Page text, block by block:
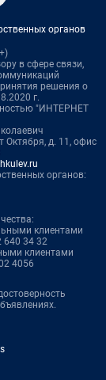
органов
в сфере связи,
решения о
г.
"ИНТЕРНЕТ
Октября, д. 11, офис
органов:
клиентами
640 34 32
клиентами
4056